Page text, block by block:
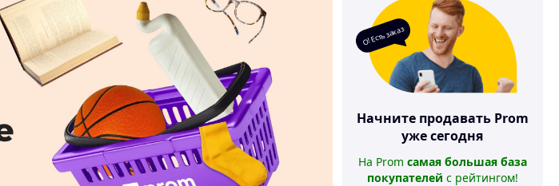
О! Есть заказ
Начните продавать Prom
уже сегодня
На Prom самая большая база
покупателей с рейтингом!